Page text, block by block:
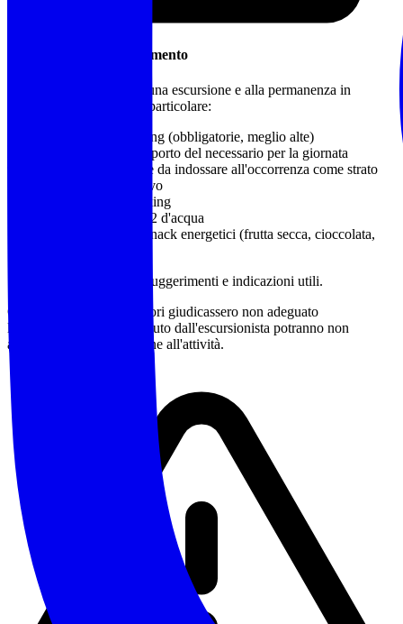
Cosa Portare / Abbigliamento
Abbigliamento idoneo a una escursione e alla permanenza in
montagna o in natura, in particolare:
Calzature da trekking (obbligatorie, meglio alte)
Zaino adatto al trasporto del necessario per la giornata
Capo impermeabile da indossare all'occorrenza come strato
più esterno protettivo
Bastoncini da trekking
Almeno 1 litro e 1/2 d'acqua
Pranzo al sacco e snack energetici (frutta secca, cioccolata,
Sono a disposizione per suggerimenti e indicazioni utili.
Qualora gli accompagnatori giudicassero non adeguato
l'equipaggiamento posseduto dall'escursionista potranno non
accettarne la partecipazione all'attività.